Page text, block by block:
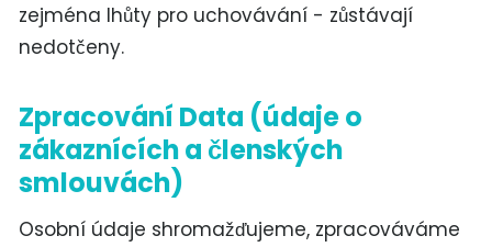
zejména lhůty pro uchovávání - zůstávají
nedotčeny.
Zpracování Data (údaje o
zákaznících a členských
smlouvách)
Osobní údaje shromažďujeme, zpracováváme